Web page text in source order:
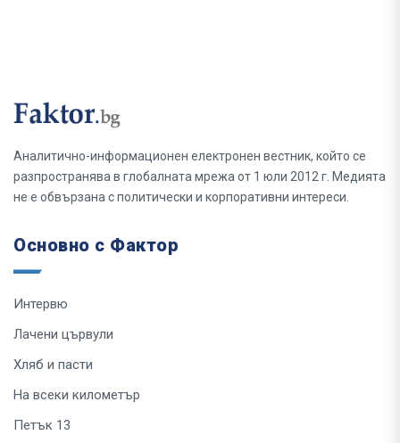
Аналитично-информационен електронен вестник, който се
разпространява в глобалната мрежа от 1 юли 2012 г. Медията
не е обвързана с политически и корпоративни интереси.
Основно с Фактор
Интервю
Лачени цървули
Хляб и пасти
На всеки километър
Петък 13